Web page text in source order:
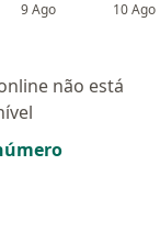
9 Ago 10 Ago
não está